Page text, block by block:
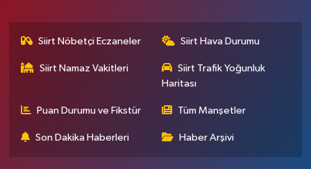
Siirt Nöbetçi Eczaneler Siirt Hava Durumu
Siirt Namaz Vakitleri
Siirt Trafik Yoğunluk
Haritası
Puan Durumu ve Fikstür Tüm Manşetler
Son Dakika Haberleri Haber Arşivi